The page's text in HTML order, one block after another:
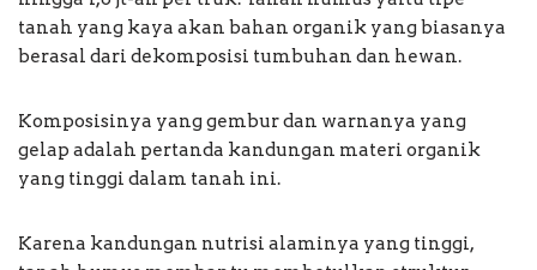
tanah yang kaya akan bahan organik yang biasanya
berasal dari dekomposisi tumbuhan dan hewan.
Komposisinya yang gembur dan warnanya yang
gelap adalah pertanda kandungan materi organik
yang tinggi dalam tanah ini.
Karena kandungan nutrisi alaminya yang tinggi,